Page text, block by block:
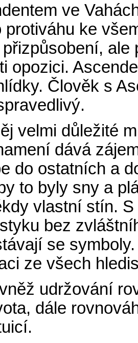
ve
protiváhu ke
opozici.
Člověk s
velmi důležité
dává
do ostatních a
to byly sny a
vlastní stín.
bez
se
ze všech
udržování
dále